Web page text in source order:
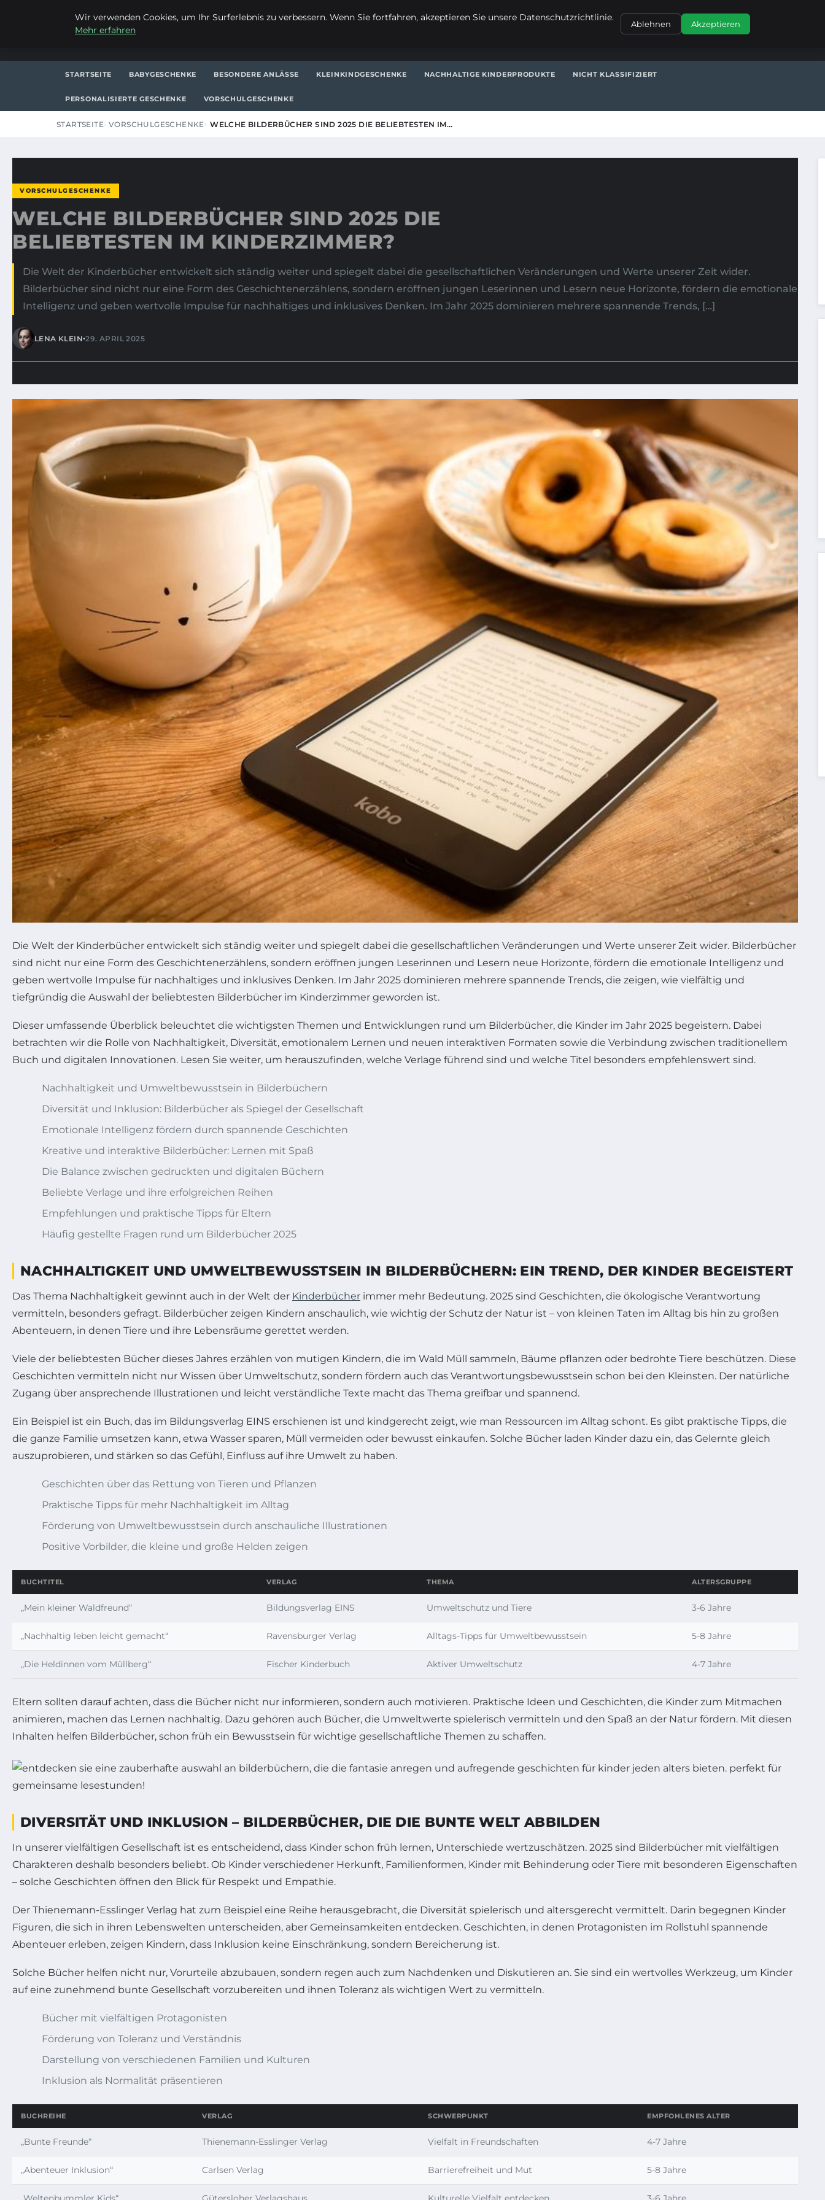
STARTSEITE BABYGESCHENKE BESONDERE ANLÄSSE KLEINKINDGESCHENKE NACHHALTIGE KINDERPRODUKTE NICHT KLASSIFIZIERT
PERSONALISIERTE GESCHENKE VORSCHULGESCHENKE
STARTSEITE VORSCHULGESCHENKE WELCHE BILDERBÜCHER SIND 2025 DIE BELIEBTESTEN IM…
VORSCHULGESCHENKE
WELCHE BILDERBÜCHER SIND 2025 DIE
BELIEBTESTEN IM KINDERZIMMER?
Die Welt der Kinderbücher entwickelt sich ständig weiter und spiegelt dabei die gesellschaftlichen Veränderungen und Werte unserer Zeit wider.
Bilderbücher sind nicht nur eine Form des Geschichtenerzählens, sondern eröffnen jungen Leserinnen und Lesern neue Horizonte, fördern die emotionale
Intelligenz und geben wertvolle Impulse für nachhaltiges und inklusives Denken. Im Jahr 2025 dominieren mehrere spannende Trends, […]
LENA KLEIN•29. APRIL 2025
Die Welt der Kinderbücher entwickelt sich ständig weiter und spiegelt dabei die gesellschaftlichen Veränderungen und Werte unserer Zeit wider. Bilderbücher
sind nicht nur eine Form des Geschichtenerzählens, sondern eröffnen jungen Leserinnen und Lesern neue Horizonte, fördern die emotionale Intelligenz und
geben wertvolle Impulse für nachhaltiges und inklusives Denken. Im Jahr 2025 dominieren mehrere spannende Trends, die zeigen, wie vielfältig und
tiefgründig die Auswahl der beliebtesten Bilderbücher im Kinderzimmer geworden ist.
Dieser umfassende Überblick beleuchtet die wichtigsten Themen und Entwicklungen rund um Bilderbücher, die Kinder im Jahr 2025 begeistern. Dabei
betrachten wir die Rolle von Nachhaltigkeit, Diversität, emotionalem Lernen und neuen interaktiven Formaten sowie die Verbindung zwischen traditionellem
Buch und digitalen Innovationen. Lesen Sie weiter, um herauszufinden, welche Verlage führend sind und welche Titel besonders empfehlenswert sind.
Nachhaltigkeit und Umweltbewusstsein in Bilderbüchern
Diversität und Inklusion: Bilderbücher als Spiegel der Gesellschaft
Emotionale Intelligenz fördern durch spannende Geschichten
Kreative und interaktive Bilderbücher: Lernen mit Spaß
Die Balance zwischen gedruckten und digitalen Büchern
Beliebte Verlage und ihre erfolgreichen Reihen
Empfehlungen und praktische Tipps für Eltern
Häufig gestellte Fragen rund um Bilderbücher 2025
NACHHALTIGKEIT UND UMWELTBEWUSSTSEIN IN BILDERBÜCHERN: EIN TREND, DER KINDER BEGEISTERT
Das Thema Nachhaltigkeit gewinnt auch in der Welt der Kinderbücher immer mehr Bedeutung. 2025 sind Geschichten, die ökologische Verantwortung
vermitteln, besonders gefragt. Bilderbücher zeigen Kindern anschaulich, wie wichtig der Schutz der Natur ist – von kleinen Taten im Alltag bis hin zu großen
Abenteuern, in denen Tiere und ihre Lebensräume gerettet werden.
Viele der beliebtesten Bücher dieses Jahres erzählen von mutigen Kindern, die im Wald Müll sammeln, Bäume pflanzen oder bedrohte Tiere beschützen. Diese
Geschichten vermitteln nicht nur Wissen über Umweltschutz, sondern fördern auch das Verantwortungsbewusstsein schon bei den Kleinsten. Der natürliche
Zugang über ansprechende Illustrationen und leicht verständliche Texte macht das Thema greifbar und spannend.
Ein Beispiel ist ein Buch, das im Bildungsverlag EINS erschienen ist und kindgerecht zeigt, wie man Ressourcen im Alltag schont. Es gibt praktische Tipps, die
die ganze Familie umsetzen kann, etwa Wasser sparen, Müll vermeiden oder bewusst einkaufen. Solche Bücher laden Kinder dazu ein, das Gelernte gleich
auszuprobieren, und stärken so das Gefühl, Einfluss auf ihre Umwelt zu haben.
Geschichten über das Rettung von Tieren und Pflanzen
Praktische Tipps für mehr Nachhaltigkeit im Alltag
Förderung von Umweltbewusstsein durch anschauliche Illustrationen
Positive Vorbilder, die kleine und große Helden zeigen
BUCHTITEL VERLAG THEMA ALTERSGRUPPE
„Mein kleiner Waldfreund“ Bildungsverlag EINS Umweltschutz und Tiere 3-6 Jahre
„Nachhaltig leben leicht gemacht“ Ravensburger Verlag Alltags-Tipps für Umweltbewusstsein 5-8 Jahre
„Die Heldinnen vom Müllberg“ Fischer Kinderbuch Aktiver Umweltschutz 4-7 Jahre
Eltern sollten darauf achten, dass die Bücher nicht nur informieren, sondern auch motivieren. Praktische Ideen und Geschichten, die Kinder zum Mitmachen
animieren, machen das Lernen nachhaltig. Dazu gehören auch Bücher, die Umweltwerte spielerisch vermitteln und den Spaß an der Natur fördern. Mit diesen
Inhalten helfen Bilderbücher, schon früh ein Bewusstsein für wichtige gesellschaftliche Themen zu schaffen.
DIVERSITÄT UND INKLUSION – BILDERBÜCHER, DIE DIE BUNTE WELT ABBILDEN
In unserer vielfältigen Gesellschaft ist es entscheidend, dass Kinder schon früh lernen, Unterschiede wertzuschätzen. 2025 sind Bilderbücher mit vielfältigen
Charakteren deshalb besonders beliebt. Ob Kinder verschiedener Herkunft, Familienformen, Kinder mit Behinderung oder Tiere mit besonderen Eigenschaften
– solche Geschichten öffnen den Blick für Respekt und Empathie.
Der Thienemann-Esslinger Verlag hat zum Beispiel eine Reihe herausgebracht, die Diversität spielerisch und altersgerecht vermittelt. Darin begegnen Kinder
Figuren, die sich in ihren Lebenswelten unterscheiden, aber Gemeinsamkeiten entdecken. Geschichten, in denen Protagonisten im Rollstuhl spannende
Abenteuer erleben, zeigen Kindern, dass Inklusion keine Einschränkung, sondern Bereicherung ist.
Solche Bücher helfen nicht nur, Vorurteile abzubauen, sondern regen auch zum Nachdenken und Diskutieren an. Sie sind ein wertvolles Werkzeug, um Kinder
auf eine zunehmend bunte Gesellschaft vorzubereiten und ihnen Toleranz als wichtigen Wert zu vermitteln.
Bücher mit vielfältigen Protagonisten
Förderung von Toleranz und Verständnis
Darstellung von verschiedenen Familien und Kulturen
Inklusion als Normalität präsentieren
BUCHREIHE VERLAG SCHWERPUNKT EMPFOHLENES ALTER
„Bunte Freunde“ Thienemann-Esslinger Verlag Vielfalt in Freundschaften 4-7 Jahre
„Abenteuer Inklusion“ Carlsen Verlag Barrierefreiheit und Mut 5-8 Jahre
Wir verwenden Cookies, um Ihr Surferlebnis zu verbessern. Wenn Sie fortfahren, akzeptieren Sie unsere Datenschutzrichtlinie.
Mehr erfahren
Ablehnen Akzeptieren